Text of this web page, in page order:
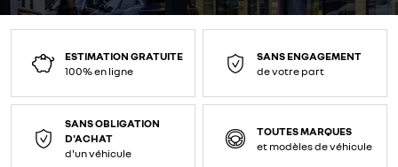
ESTIMATION GRATUITE
100% en ligne
SANS ENGAGEMENT
de votre part
SANS OBLIGATION
D'ACHAT
d'un véhicule
TOUTES MARQUES
et modèles de véhicule